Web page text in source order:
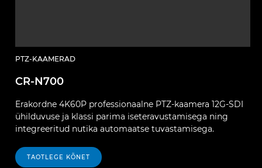
PTZ-KAAMERAD
CR-N700
Erakordne 4K60P professionaalne PTZ-kaamera 12G-SDI
ühilduvuse ja klassi parima iseteravustamisega ning
integreeritud nutika automaatse tuvastamisega.
TAOTLEGE KÕNET